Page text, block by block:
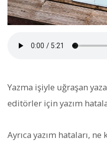
Yazma işiyle uğraşan
editörler için yazım
Ayrıca yazım hataları,